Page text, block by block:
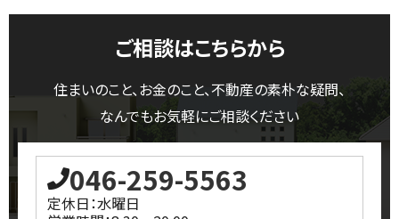
ご相談はこちらから
住まいのこと、お金のこと、不動産の素朴な疑問、
なんでもお気軽にご相談ください
046-259-5563
定休日：水曜日